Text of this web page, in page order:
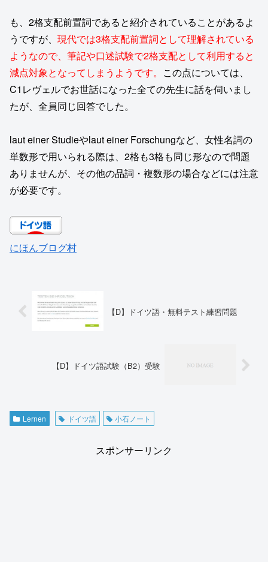
も、2格支配前置詞であると紹介されていることがあるよ
うですが、 現代では3格支配前置詞として理解されている
ようなので、筆記や口述試験で2格支配として利用すると
減点対象となってしまうようです。 この点については、
C1レヴェルでお世話になった全ての先生に話を伺いまし
たが、全員同じ回答でした。
laut einer Studieやlaut einer Forschungなど、女性名詞の
単数形で用いられる際は、2格も3格も同じ形なので問題
ありませんが、その他の品詞・複数形の場合などには注意
が必要です。
にほんブログ村
【D】ドイツ語・無料テスト練習問題
【D】ドイツ語試験（B2）受験
Lernen ドイツ語 小石ノート
スポンサーリンク